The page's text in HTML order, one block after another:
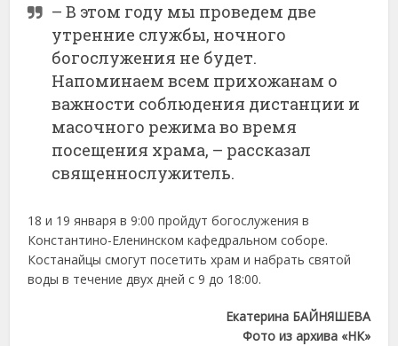
– В этом году мы проведем две
утренние службы, ночного
богослужения не будет.
Напоминаем всем прихожанам о
важности соблюдения дистанции и
масочного режима во время
посещения храма, – рассказал
священнослужитель.
18 и 19 января в 9:00 пройдут богослужения в
Константино-Еленинском кафедральном соборе.
Костанайцы смогут посетить храм и набрать святой
воды в течение двух дней с 9 до 18:00.
Екатерина БАЙНЯШЕВА
Фото из архива «НК»